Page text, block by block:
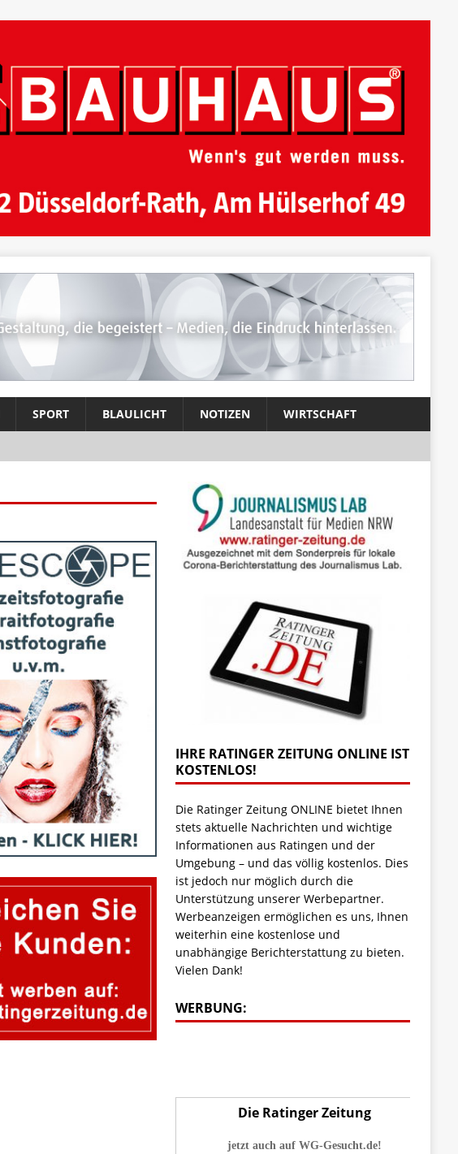
SPORT BLAULICHT NOTIZEN WIRTSCHAFT
IHRE RATINGER ZEITUNG ONLINE IST
KOSTENLOS!
Die Ratinger Zeitung ONLINE bietet Ihnen
stets aktuelle Nachrichten und wichtige
Informationen aus Ratingen und der
Umgebung – und das völlig kostenlos. Dies
ist jedoch nur möglich durch die
Unterstützung unserer Werbepartner.
Werbeanzeigen ermöglichen es uns, Ihnen
weiterhin eine kostenlose und
unabhängige Berichterstattung zu bieten.
Vielen Dank!
WERBUNG:
Die Ratinger Zeitung
jetzt auch auf WG-Gesucht.de!